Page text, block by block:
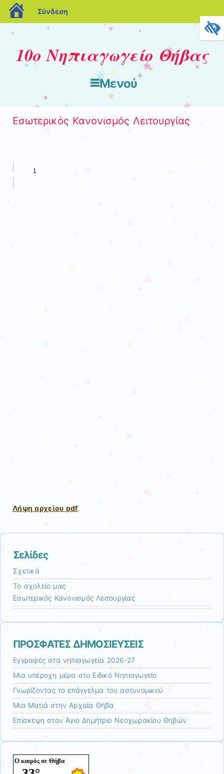
blogs.sch.gr
Σύνδεση
10o Νηπιαγωγείο Θήβας
Μενού
Μετάβαση στο περιεχόμενο
Εσωτερικός Κανονισμός Λειτουργίας
Λήψη αρχείου pdf.
Σελίδες
Σχετικά
Το σχολείο μας
Εσωτερικός Κανονισμός Λειτουργίας
ΠΡΟΣΦΑΤΕΣ ΔΗΜΟΣΙΕΥΣΕΙΣ
Εγγραφές στα νηπιαγωγεία 2026-27
Μια υπέροχη μέρα στο Ειδικό Νηπιαγωγείο
Γνωρίζοντας το επάγγελμα του αστυνομικού
Μια Ματιά στην Αρχαία Θήβα
Επίσκεψη στον Άγιο Δημήτριο Νεοχωρακίου Θηβών